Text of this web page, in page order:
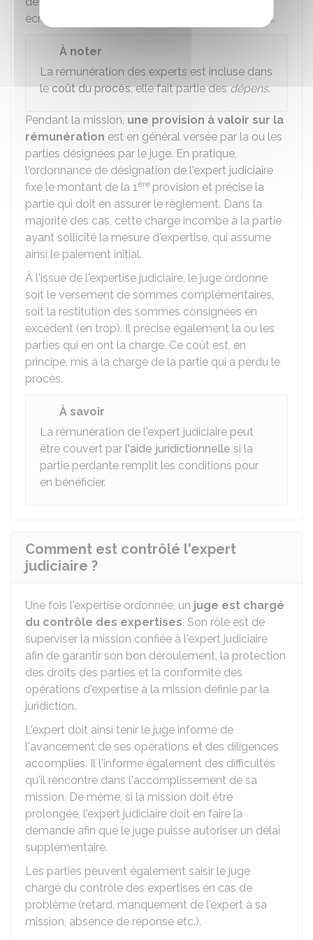
écrites éventuellement formulées par les parties.
À noter
La rémunération des experts est incluse dans
lecoût du procès, elle fait partie desdépens.
Pendant la mission, une provision à valoir sur la
rémunération est en général versée par la ou les
parties désignées par le juge. En pratique,
l'ordonnance de désignation de l'expert judiciaire
fixe le montant de la 1ère provision et précise la
partie qui doit en assurer le règlement. Dans la
majorité des cas, cette charge incombe à la partie
ayant sollicité la mesure d'expertise, qui assume
ainsi le paiement initial.
À l'issue de l'expertise judiciaire, le juge ordonne
soit le versement de sommes complémentaires,
soit la restitution des sommes consignées en
excédent (en trop). Il précise également la ou les
parties qui en ont la charge. Ce coût est, en
principe, mis à la charge de la partie qui a perdu le
procès.
À savoir
La rémunération de l'expert judiciaire peut
être couvert par l'aide juridictionnelle si la
partie perdante remplit les conditions pour
en bénéficier.
Comment est contrôlé l'expert
judiciaire ?
Une fois l'expertise ordonnée, un juge est chargé
du contrôle des expertises. Son rôle est de
superviser la mission confiée à l'expert judiciaire
afin de garantir son bon déroulement, la protection
des droits des parties et la conformité des
opérations d'expertise à la mission définie par la
juridiction.
L'expert doit ainsi tenir le juge informé de
l'avancement de ses opérations et des diligences
accomplies. Il l'informe également des difficultés
qu'il rencontre dans l'accomplissement de sa
mission. De même, si la mission doit être
prolongée, l'expert judiciaire doit en faire la
demande afin que le juge puisse autoriser un délai
supplémentaire.
Les parties peuvent également saisir le juge
chargé du contrôle des expertises en cas de
problème (retard, manquement de l'expert à sa
mission, absence de réponse etc.).